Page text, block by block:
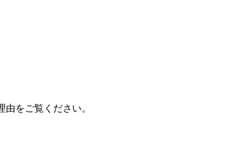
をご覧ください。